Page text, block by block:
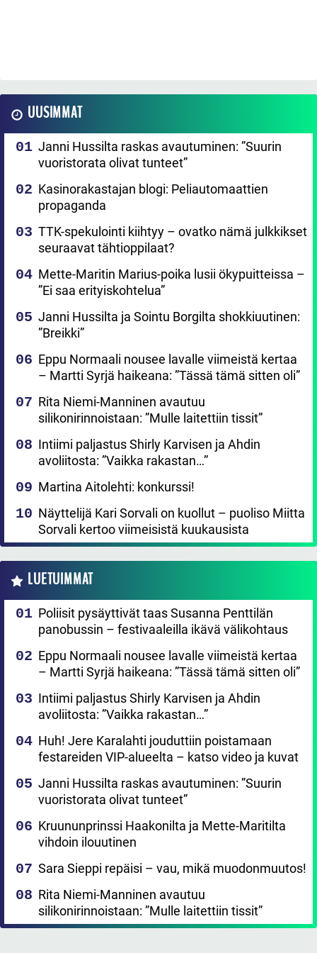
UUSIMMAT
Janni Hussilta raskas avautuminen: ”Suurin
vuoristorata olivat tunteet”
Kasinorakastajan blogi: Peliautomaattien
propaganda
TTK-spekulointi kiihtyy – ovatko nämä julkkikset
seuraavat tähtioppilaat?
Mette-Maritin Marius-poika lusii ökypuitteissa –
”Ei saa erityiskohtelua”
Janni Hussilta ja Sointu Borgilta shokkiuutinen:
”Breikki”
Eppu Normaali nousee lavalle viimeistä kertaa
– Martti Syrjä haikeana: ”Tässä tämä sitten oli”
Rita Niemi-Manninen avautuu
silikonirinnoistaan: ”Mulle laitettiin tissit”
Intiimi paljastus Shirly Karvisen ja Ahdin
avoliitosta: ”Vaikka rakastan…”
Martina Aitolehti: konkurssi!
Näyttelijä Kari Sorvali on kuollut – puoliso Miitta
Sorvali kertoo viimeisistä kuukausista
LUETUIMMAT
Poliisit pysäyttivät taas Susanna Penttilän
panobussin – festivaaleilla ikävä välikohtaus
Eppu Normaali nousee lavalle viimeistä kertaa
– Martti Syrjä haikeana: ”Tässä tämä sitten oli”
Intiimi paljastus Shirly Karvisen ja Ahdin
avoliitosta: ”Vaikka rakastan…”
Huh! Jere Karalahti jouduttiin poistamaan
festareiden VIP-alueelta – katso video ja kuvat
Janni Hussilta raskas avautuminen: ”Suurin
vuoristorata olivat tunteet”
Kruununprinssi Haakonilta ja Mette-Maritilta
vihdoin ilouutinen
Sara Sieppi repäisi – vau, mikä muodonmuutos!
Rita Niemi-Manninen avautuu
silikonirinnoistaan: ”Mulle laitettiin tissit”